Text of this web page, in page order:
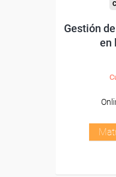
Gestión
en